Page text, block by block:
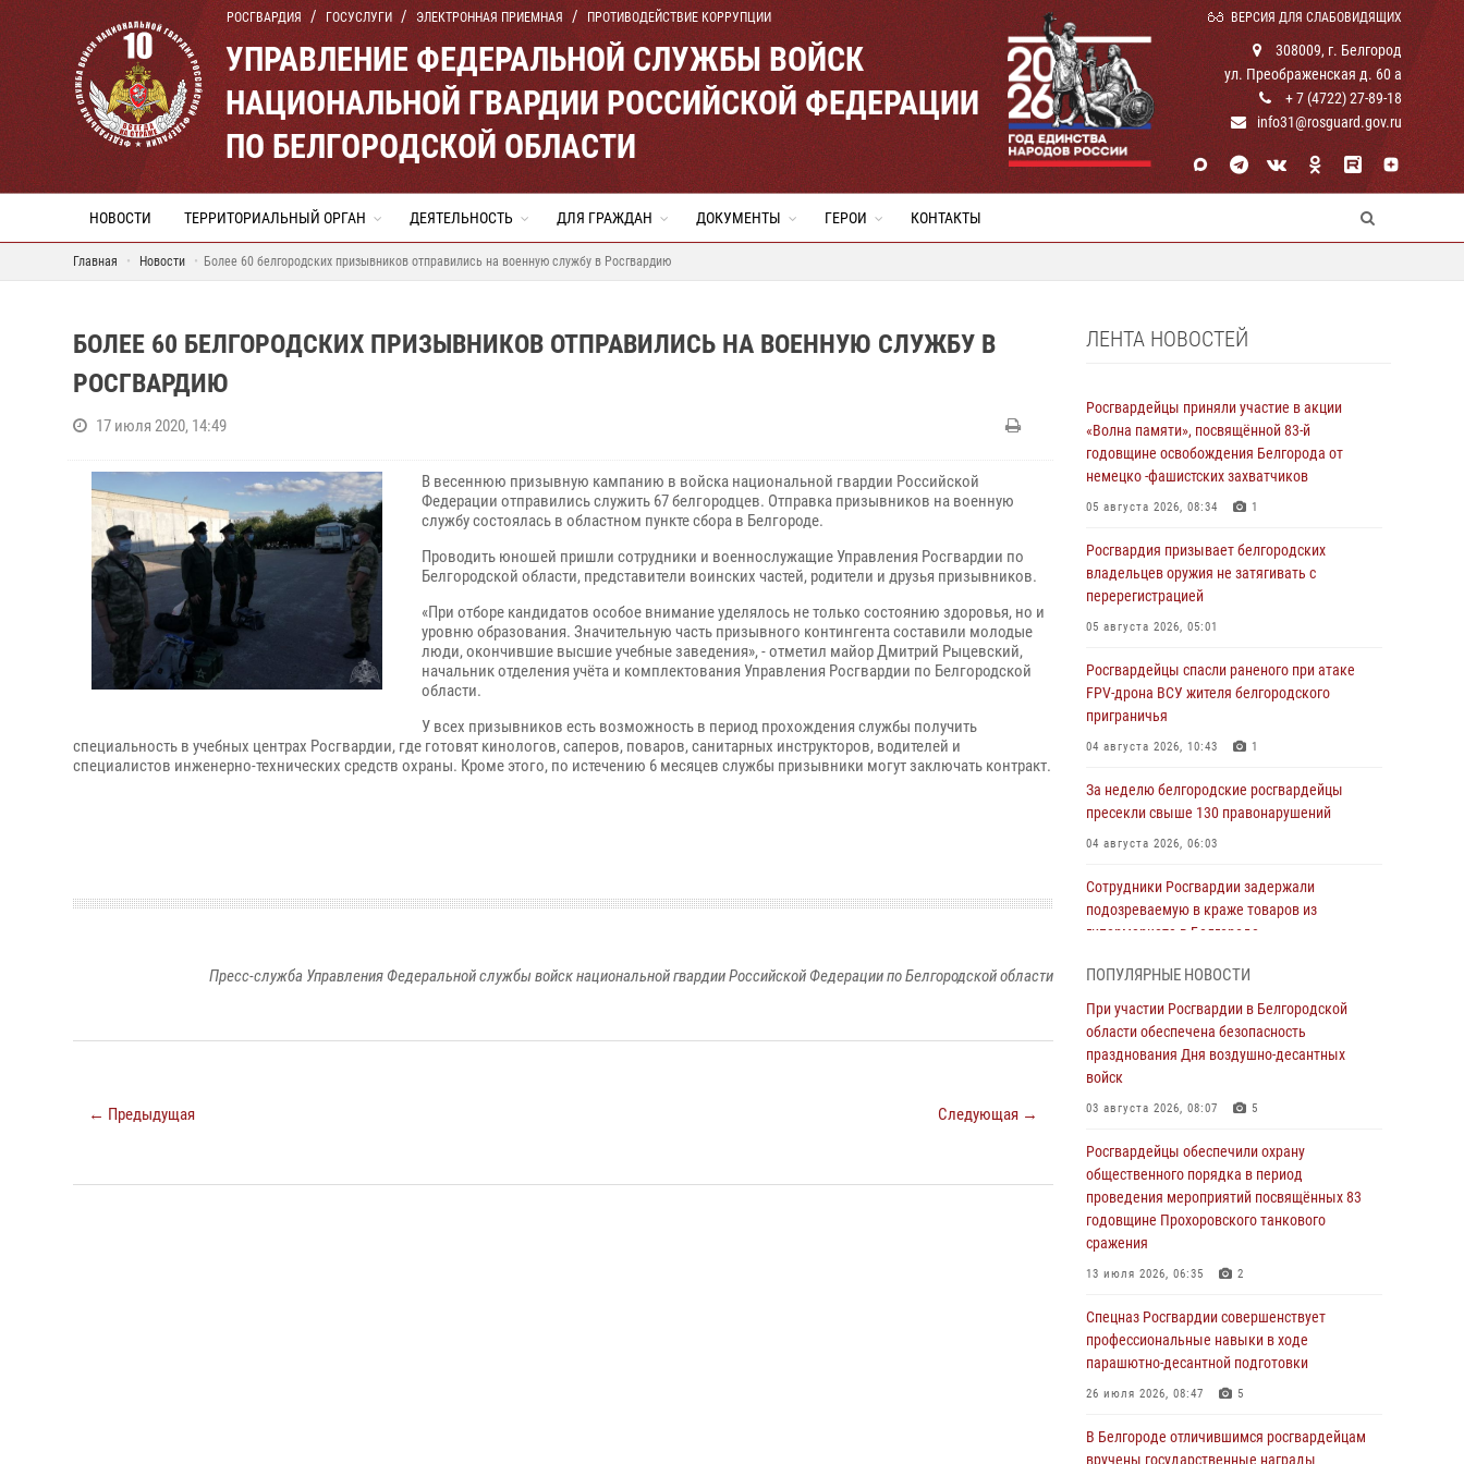
РОСГВАРДИЯ ГОСУСЛУГИ ЭЛЕКТРОННАЯ ПРИЕМНАЯ ПРОТИВОДЕЙСТВИЕ КОРРУПЦИИ ВЕРСИЯ ДЛЯ СЛАБОВИДЯЩИХ
УПРАВЛЕНИЕ ФЕДЕРАЛЬНОЙ СЛУЖБЫ ВОЙСК
НАЦИОНАЛЬНОЙ ГВАРДИИ РОССИЙСКОЙ ФЕДЕРАЦИИ
ПО БЕЛГОРОДСКОЙ ОБЛАСТИ
308009, г. Белгород
ул. Преображенская д. 60 а
+ 7 (4722) 27-89-18
info31@rosguard.gov.ru
НОВОСТИ ТЕРРИТОРИАЛЬНЫЙ ОРГАН ДЕЯТЕЛЬНОСТЬ ДЛЯ ГРАЖДАН ДОКУМЕНТЫ ГЕРОИ КОНТАКТЫ
Главная Новости Более 60 белгородских призывников отправились на военную службу в Росгвардию
БОЛЕЕ 60 БЕЛГОРОДСКИХ ПРИЗЫВНИКОВ ОТПРАВИЛИСЬ НА ВОЕННУЮ СЛУЖБУ В
РОСГВАРДИЮ
17 июля 2020, 14:49
В весеннюю призывную кампанию в войска национальной гвардии Российской
Федерации отправились служить 67 белгородцев. Отправка призывников на военную
службу состоялась в областном пункте сбора в Белгороде.
Проводить юношей пришли сотрудники и военнослужащие Управления Росгвардии по
Белгородской области, представители воинских частей, родители и друзья призывников.
«При отборе кандидатов особое внимание уделялось не только состоянию здоровья, но и
уровню образования. Значительную часть призывного контингента составили молодые
люди, окончившие высшие учебные заведения», - отметил майор Дмитрий Рыцевский,
начальник отделения учёта и комплектования Управления Росгвардии по Белгородской
области.
У всех призывников есть возможность в период прохождения службы получить
специальность в учебных центрах Росгвардии, где готовят кинологов, саперов, поваров, санитарных инструкторов, водителей и
специалистов инженерно-технических средств охраны. Кроме этого, по истечению 6 месяцев службы призывники могут заключать контракт.
Пресс-служба Управления Федеральной службы войск национальной гвардии Российской Федерации по Белгородской области
← Предыдущая Следующая →
ЛЕНТА НОВОСТЕЙ
Росгвардейцы приняли участие в акции
«Волна памяти», посвящённой 83‑й
годовщине освобождения Белгорода от
немецко ‑фашистских захватчиков
05 августа 2026, 08:34 1
Росгвардия призывает белгородских
владельцев оружия не затягивать с
перерегистрацией
05 августа 2026, 05:01
Росгвардейцы спасли раненого при атаке
FPV-дрона ВСУ жителя белгородского
приграничья
04 августа 2026, 10:43 1
За неделю белгородские росгвардейцы
пресекли свыше 130 правонарушений
04 августа 2026, 06:03
Сотрудники Росгвардии задержали
подозреваемую в краже товаров из
гипермаркета в Белгороде
«Я расскажу вам о Герое»: история
подполковника милиции в отставке Виктора
Хайрулика (видео)
03 августа 2026, 10:37
участницами военно-исторических сборов
«Армата» в Белгородской области
03 августа 2026, 10:12 1
При участии Росгвардии в Белгородской
области обеспечена безопасность
войск
03 августа 2026, 08:07 5
«Росгвардия. Вехи истории»: специальные
послевоенные десятилетия (видео)
ПОПУЛЯРНЫЕ НОВОСТИ
При участии Росгвардии в Белгородской
области обеспечена безопасность
празднования Дня воздушно-десантных
войск
03 августа 2026, 08:07 5
Росгвардейцы обеспечили охрану
общественного порядка в период
проведения мероприятий посвящённых 83
годовщине Прохоровского танкового
сражения
13 июля 2026, 06:35 2
Спецназ Росгвардии совершенствует
профессиональные навыки в ходе
парашютно-десантной подготовки
26 июля 2026, 08:47 5
В Белгороде отличившимся росгвардейцам
вручены государственные награды